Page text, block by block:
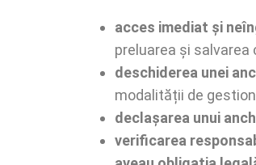
acces imediat și
preluarea și salvarea
deschiderea unei
modalității de
declașarea unui
verificarea